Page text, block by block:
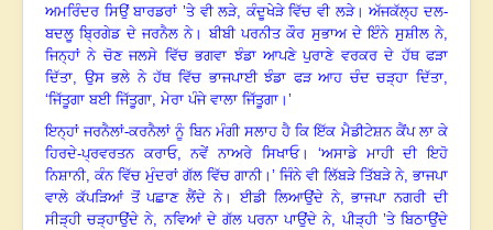
ਅਮਰਿੰਦਰ ਸਿਉਂ ਬਾਰਡਰਾਂ ’ਤੇ ਵੀ ਲੜੇ, ਕੰਦੂਖੇੜੇ ਵਿੱਚ ਵੀ ਲੜੇ।ਅੱਜਕੱਲ੍ਹ ਦਲ-
ਬਦਲੂ ਬ੍ਰਿਗੇਡ ਦੇ ਜਰਨੈਲ ਨੇ। ਬੀਬੀ ਪਰਨੀਤ ਕੌਰ ਸੁਭਾਅ ਦੇ ਇੰਨੇ ਸੁਸ਼ੀਲ ਨੇ,
ਜਿਨ੍ਹਾਂ ਨੇ ਚੋਣ ਜਲਸੇ ਵਿੱਚ ਭਗਵਾ ਝੰਡਾ ਆਪਣੇ ਪੁਰਾਣੇ ਵਰਕਰ ਦੇ ਹੱਥ ਫੜਾ
ਦਿੱਤਾ, ਉਸ ਭਲੇ ਨੇ ਹੱਥ ਵਿੱਚ ਭਾਜਪਾਈ ਝੰਡਾ ਫੜ ਆਹ ਚੰਦ ਚੜ੍ਹਾ ਦਿੱਤਾ,
‘ਜਿੱਤੂਗਾ ਬਈ ਜਿੱਤੂਗਾ, ਮੇਰਾ ਪੰਜੇ ਵਾਲਾ ਜਿੱਤੂਗਾ । ’
ਇਨ੍ਹਾਂ ਜਰਨੈਲਾਂ-ਕਰਨੈਲਾਂ ਨੂੰ ਬਿਨ ਮੰਗੀ ਸਲਾਹ ਹੈ ਕਿ ਇੱਕ ਮੈਡੀਟੇਸ਼ਨ ਕੈਂਪ ਲਾ ਕੇ
ਹਿਰਦੇ-ਪ੍ਰਵਰਤਨ ਕਰਾਓ,ਨਵੇਂ ਨਾਅਰੇ ਸਿਖਾਓ। ‘ਅਸਾਡੇ ਮਾਹੀ ਦੀ ਇਹੋ
ਨਿਸ਼ਾਨੀ, ਕੰਨ ਵਿੱਚ ਮੁੰਦਰਾਂ ਗੱਲ ਵਿੱਚ ਗਾਨੀ। ’ ਜਿੰਨੇ ਵੀ ਲਿੱਬੜੇ ਤਿੱਬੜੇ ਨੇ, ਭਾਜਪਾ
ਵਾਲੇ ਕੱਪੜਿਆਂ ਤੋਂ ਪਛਾਣ ਲੈਂਦੇ ਨੇ। ਈਡੀ ਲਿਆਉਂਦੇ ਨੇ,ਭਾਜਪਾ ਨਗਰੀ ਦੀ
ਸੀੜ੍ਹੀ ਚੜ੍ਹਾਉਂਦੇ ਨੇ, ਨਵਿਆਂ ਦੇ ਗੱਲ ਪਰਨਾ ਪਾਉਂਦੇ ਨੇ, ਪੀੜ੍ਹੀ ’ਤੇ ਬਿਠਾਉਂਦੇ